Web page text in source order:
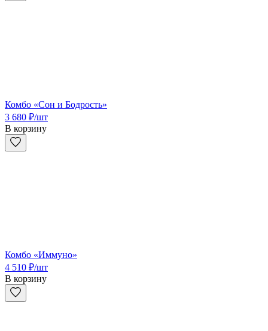
Комбо «Сон и Бодрость»
3 680 ₽/шт
В корзину
Комбо «Иммуно»
4 510 ₽/шт
В корзину